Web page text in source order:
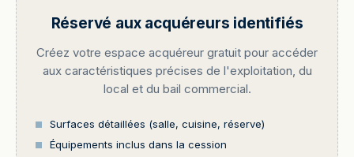
Réservé aux acquéreurs identifiés
Créez votre espace acquéreur gratuit pour accéder
aux caractéristiques précises de l'exploitation, du
local et du bail commercial.
Surfaces détaillées (salle, cuisine, réserve)
Équipements inclus dans la cession